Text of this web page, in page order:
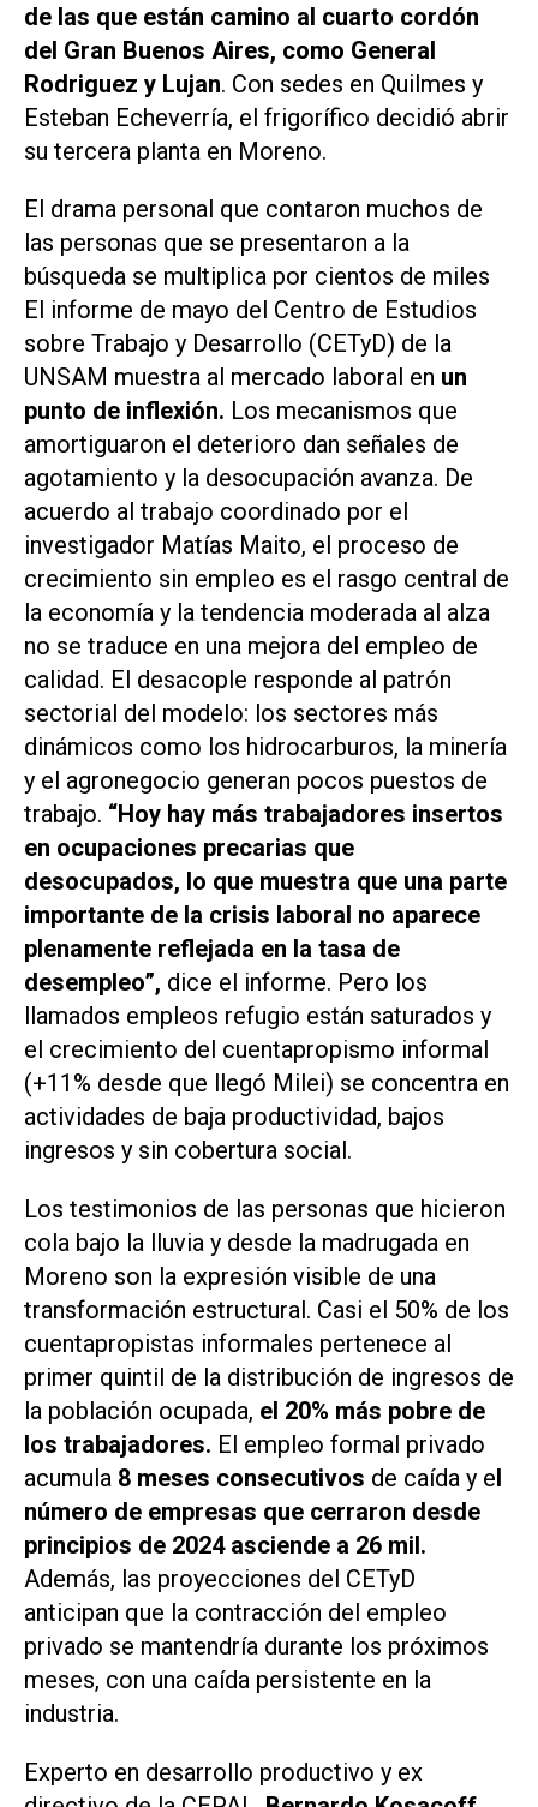
de las que están camino al cuarto cordón
del Gran Buenos Aires, como General
Rodriguez y Lujan. Con sedes en Quilmes y
Esteban Echeverría, el frigorífico decidió abrir
su tercera planta en Moreno.
El drama personal que contaron muchos de
las personas que se presentaron a la
búsqueda se multiplica por cientos de miles
El informe de mayo del Centro de Estudios
sobre Trabajo y Desarrollo (CETyD) de la
UNSAM muestra al mercado laboral en un
punto de inflexión. Los mecanismos que
amortiguaron el deterioro dan señales de
agotamiento y la desocupación avanza. De
acuerdo al trabajo coordinado por el
investigador Matías Maito, el proceso de
crecimiento sin empleo es el rasgo central de
la economía y la tendencia moderada al alza
no se traduce en una mejora del empleo de
calidad. El desacople responde al patrón
sectorial del modelo: los sectores más
dinámicos como los hidrocarburos, la minería
y el agronegocio generan pocos puestos de
trabajo. “Hoy hay más trabajadores insertos
en ocupaciones precarias que
desocupados, lo que muestra que una parte
importante de la crisis laboral no aparece
plenamente reflejada en la tasa de
desempleo”, dice el informe. Pero los
llamados empleos refugio están saturados y
el crecimiento del cuentapropismo informal
(+11% desde que llegó Milei) se concentra en
actividades de baja productividad, bajos
ingresos y sin cobertura social.
Los testimonios de las personas que hicieron
cola bajo la lluvia y desde la madrugada en
Moreno son la expresión visible de una
transformación estructural. Casi el 50% de los
cuentapropistas informales pertenece al
primer quintil de la distribución de ingresos de
la población ocupada, el 20% más pobre de
los trabajadores. El empleo formal privado
acumula 8 meses consecutivos de caída y el
número de empresas que cerraron desde
principios de 2024 asciende a 26 mil.
Además, las proyecciones del CETyD
anticipan que la contracción del empleo
privado se mantendría durante los próximos
meses, con una caída persistente en la
industria.
Experto en desarrollo productivo y ex